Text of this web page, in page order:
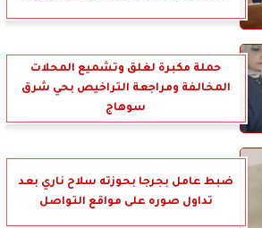
حملة مكبرة لغلق وتشميع المحلات
المخالفة ومراجعة التراخيص بحي شرق
سوهاج
ضبط عامل بجرجا بحوزته سلاح ناري بعد
تداول صوره على مواقع التواصل